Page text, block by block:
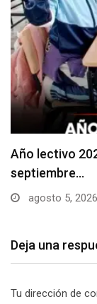
Se
agosto 5, 2026
Deja una
Tu dirección de